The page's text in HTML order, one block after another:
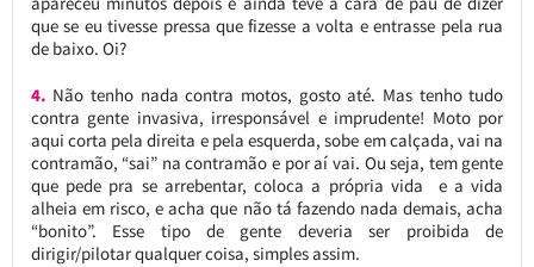
que se eu tivesse pressa que fizesse a volta e entrasse pela rua
de baixo. Oi?
4. Não tenho nada contra motos, gosto até. Mas tenho tudo
contra gente invasiva, irresponsável e imprudente! Moto por
aqui corta pela direita e pela esquerda, sobe em calçada, vai na
contramão, “sai” na contramão e por aí vai. Ou seja, tem gente
que pede pra se arrebentar, coloca a própria vida e a vida
alheia em risco, e acha que não tá fazendo nada demais, acha
“bonito”. Esse tipo de gente deveria ser proibida de
dirigir/pilotar qualquer coisa, simples assim.